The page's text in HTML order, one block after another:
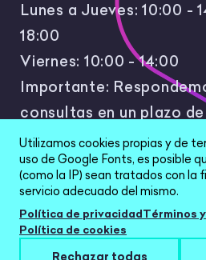
Lunes a Jueves: 10:00 -
18:00
Viernes: 10:00 - 14:00
Importante:
consultas en un plazo
laborales.
All Rights Reserved ©
Utilizamos cookies propias y de
uso de Google Fonts, es posible
(como la IP) sean tratados con la
servicio adecuado del mismo.
Política de privacidadTérminos
Política de cookies
Rechazar todas